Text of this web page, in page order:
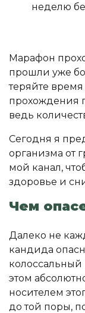
неделю
Марафон
прошли уже
теряйте
прохождения
ведь
Сегодня я
организма от
мой канал,
здоровье и
Чем
Далеко не
кандида
колоссальный
этом
носителем
до той поры,